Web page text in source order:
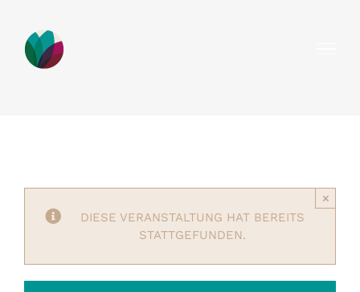
springen
DIESE VERANSTALTUNG HAT BEREITS
STATTGEFUNDEN.
×